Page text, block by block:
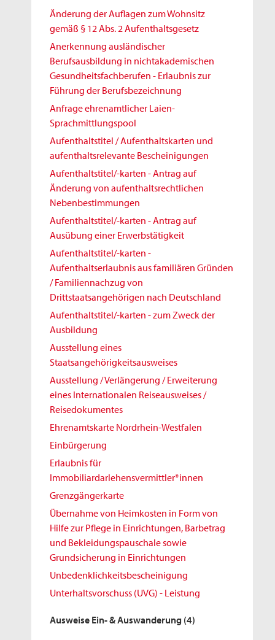
Änderung der Auflagen zum Wohnsitz
gemäß § 12 Abs. 2 Aufenthaltsgesetz
Anerkennung ausländischer
Berufsausbildung in nichtakademischen
Gesundheitsfachberufen - Erlaubnis zur
Führung der Berufsbezeichnung
Anfrage ehrenamtlicher Laien-
Sprachmittlungspool
Aufenthaltstitel / Aufenthaltskarten und
aufenthaltsrelevante Bescheinigungen
Aufenthaltstitel/-karten - Antrag auf
Änderung von aufenthaltsrechtlichen
Nebenbestimmungen
Aufenthaltstitel/-karten - Antrag auf
Ausübung einer Erwerbstätigkeit
Aufenthaltstitel/-karten -
Aufenthaltserlaubnis aus familiären Gründen
/ Familiennachzug von
Drittstaatsangehörigen nach Deutschland
Aufenthaltstitel/-karten - zum Zweck der
Ausbildung
Ausstellung eines
Staatsangehörigkeitsausweises
Ausstellung / Verlängerung / Erweiterung
eines Internationalen Reiseausweises /
Reisedokumentes
Ehrenamtskarte Nordrhein-Westfalen
Einbürgerung
Erlaubnis für
Immobiliardarlehensvermittler*innen
Grenzgängerkarte
Übernahme von Heimkosten in Form von
Hilfe zur Pflege in Einrichtungen, Barbetrag
und Bekleidungspauschale sowie
Grundsicherung in Einrichtungen
Unbedenklichkeitsbescheinigung
Unterhaltsvorschuss (UVG) - Leistung
Ausweise Ein- & Auswanderung (4)